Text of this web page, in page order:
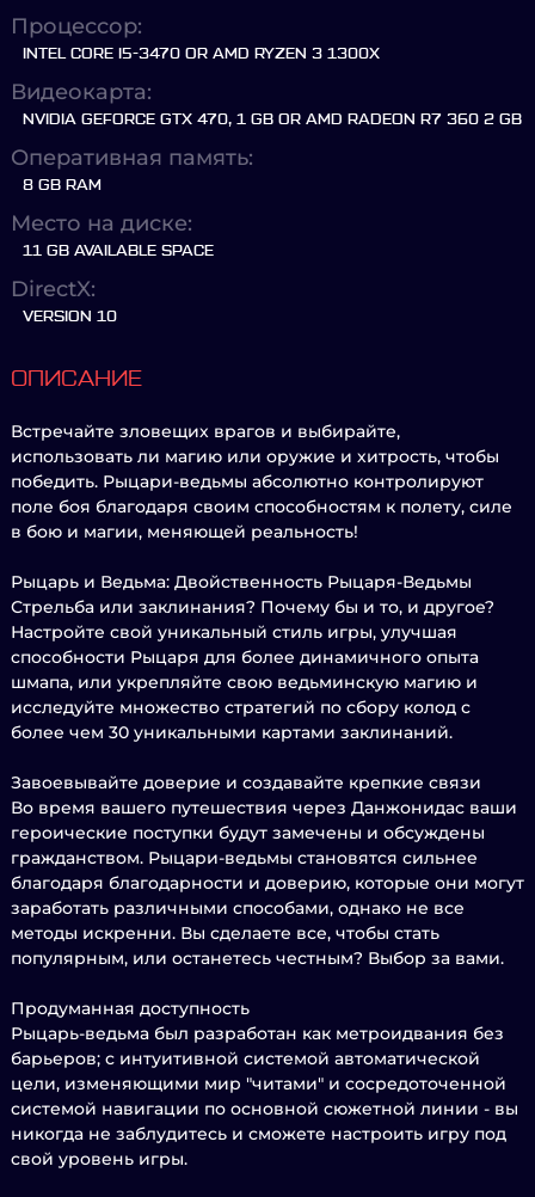
Процессор:
INTEL CORE I5-3470 OR AMD RYZEN 3 1300X
Видеокарта:
NVIDIA GEFORCE GTX 470, 1 GB OR AMD RADEON R7 360 2 GB
Оперативная память:
8 GB RAM
Место на диске:
11 GB AVAILABLE SPACE
DirectX:
VERSION 10
ОПИСАНИЕ
Встречайте зловещих врагов и выбирайте,
использовать ли магию или оружие и хитрость, чтобы
победить. Рыцари-ведьмы абсолютно контролируют
поле боя благодаря своим способностям к полету, силе
в бою и магии, меняющей реальность!
Рыцарь и Ведьма: Двойственность Рыцаря-Ведьмы
Стрельба или заклинания? Почему бы и то, и другое?
Настройте свой уникальный стиль игры, улучшая
способности Рыцаря для более динамичного опыта
шмапа, или укрепляйте свою ведьминскую магию и
исследуйте множество стратегий по сбору колод с
более чем 30 уникальными картами заклинаний.
Завоевывайте доверие и создавайте крепкие связи
Во время вашего путешествия через Данжонидас ваши
героические поступки будут замечены и обсуждены
гражданством. Рыцари-ведьмы становятся сильнее
благодаря благодарности и доверию, которые они могут
заработать различными способами, однако не все
методы искренни. Вы сделаете все, чтобы стать
популярным, или останетесь честным? Выбор за вами.
Продуманная доступность
Рыцарь-ведьма был разработан как метроидвания без
барьеров; с интуитивной системой автоматической
цели, изменяющими мир "читами" и сосредоточенной
системой навигации по основной сюжетной линии - вы
никогда не заблудитесь и сможете настроить игру под
свой уровень игры.